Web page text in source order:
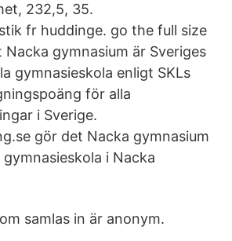
232,5, 35.
fr huddinge. go the full size
Nacka gymnasium är Sveriges
gymnasieskola enligt SKLs
för alla
i Sverige.
gör det Nacka gymnasium
i Nacka
samlas in är anonym.